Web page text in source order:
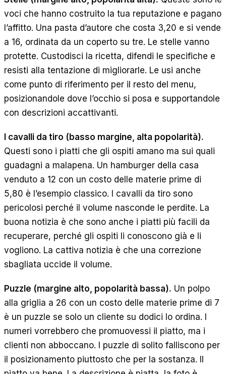
voci che hanno costruito la tua reputazione e pagano
l’affitto. Una pasta d’autore che costa 3,20 e si vende
a 16, ordinata da un coperto su tre. Le stelle vanno
protette. Custodisci la ricetta, difendi le specifiche e
resisti alla tentazione di migliorarle. Le usi anche
come punto di riferimento per il resto del menu,
posizionandole dove l’occhio si posa e supportandole
con descrizioni accattivanti.
I cavalli da tiro (basso margine, alta popolarità).
Questi sono i piatti che gli ospiti amano ma sui quali
guadagni a malapena. Un hamburger della casa
venduto a 12 con un costo delle materie prime di
5,80 è l’esempio classico. I cavalli da tiro sono
pericolosi perché il volume nasconde le perdite. La
buona notizia è che sono anche i piatti più facili da
recuperare, perché gli ospiti li conoscono già e li
vogliono. La cattiva notizia è che una correzione
sbagliata uccide il volume.
Puzzle (margine alto, popolarità bassa). Un polpo
alla griglia a 26 con un costo delle materie prime di 7
è un puzzle se solo un cliente su dodici lo ordina. I
numeri vorrebbero che promuovessi il piatto, ma i
clienti non abboccano. I puzzle di solito falliscono per
il posizionamento piuttosto che per la sostanza. Il